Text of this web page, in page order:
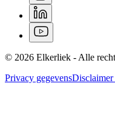
© 2026 Elkerliek - Alle
Privacy gegevensDisclaimer